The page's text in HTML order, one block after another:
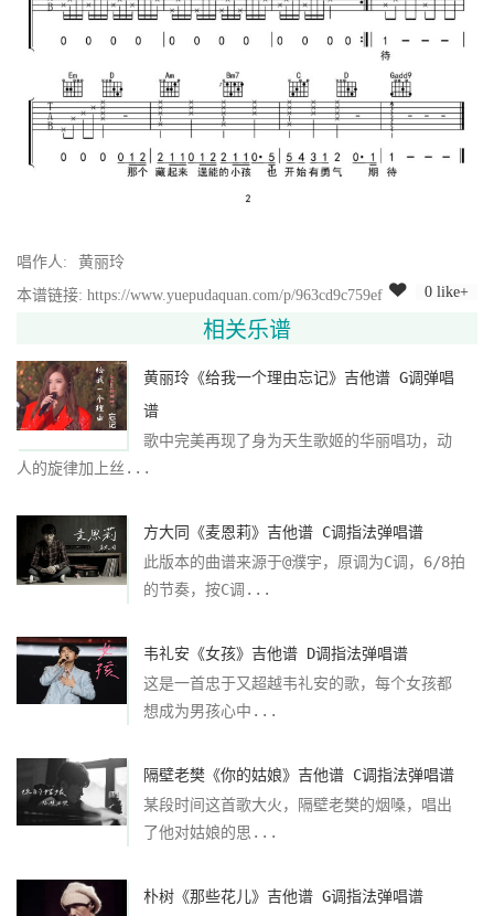
唱作人:
黄丽玲
本谱链接: https://www.yuepudaquan.com/p/963cd9c759ef
0 like+
相关乐谱
黄丽玲《给我一个理由忘记》吉他谱 G调弹唱
谱
歌中完美再现了身为天生歌姬的华丽唱功，动
人的旋律加上丝...
方大同《麦恩莉》吉他谱 C调指法弹唱谱
此版本的曲谱来源于@濮宇，原调为C调，6/8拍
的节奏，按C调...
韦礼安《女孩》吉他谱 D调指法弹唱谱
这是一首忠于又超越韦礼安的歌，每个女孩都
想成为男孩心中...
隔壁老樊《你的姑娘》吉他谱 C调指法弹唱谱
某段时间这首歌大火，隔壁老樊的烟嗓，唱出
了他对姑娘的思...
朴树《那些花儿》吉他谱 G调指法弹唱谱